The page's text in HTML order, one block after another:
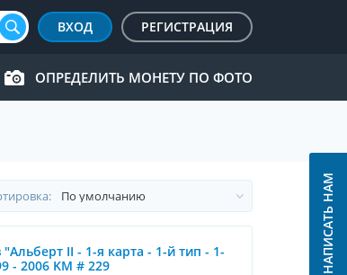
ВХОД РЕГИСТРАЦИЯ
ОПРЕДЕЛИТЬ МОНЕТУ ПО ФОТО
II - 1-я карта - 1-й тип - 1-
- 2006 KM # 229
НАПИСАТЬ НАМ